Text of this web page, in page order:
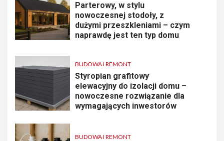
Parterowy, w stylu
nowoczesnej stodoły, z
dużymi przeszkleniami – czym
naprawdę jest ten typ domu
BUDOWA I REMONT
Styropian grafitowy
elewacyjny do izolacji domu –
nowoczesne rozwiązanie dla
wymagających inwestorów
BUDOWA I REMONT